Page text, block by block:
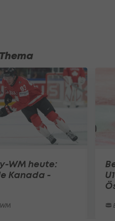
WM heute:
Kanada -